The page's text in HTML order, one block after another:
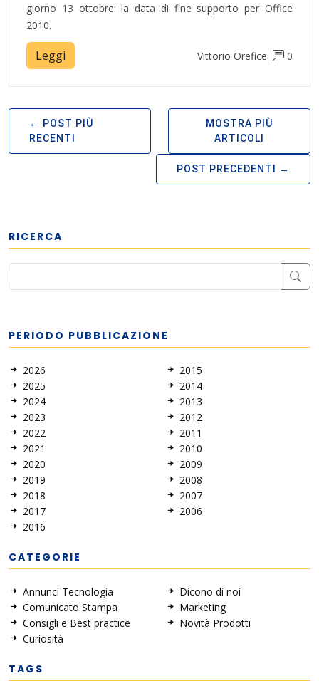
giorno 13 ottobre: la data di fine supporto per Office
2010.
Leggi Vittorio Orefice 0
POST PIÙ
RECENTI
MOSTRA PIÙ
ARTICOLI
POST PRECEDENTI
RICERCA
PERIODO PUBBLICAZIONE
2026
2025
2024
2023
2022
2021
2020
2019
2018
2017
2016
2015
2014
2013
2012
2011
2010
2009
2008
2007
2006
CATEGORIE
Annunci Tecnologia
Comunicato Stampa
Consigli e Best practice
Curiosità
Dicono di noi
Marketing
Novità Prodotti
TAGS